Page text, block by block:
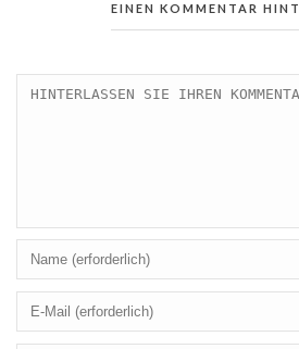
EINEN KOMMENTAR